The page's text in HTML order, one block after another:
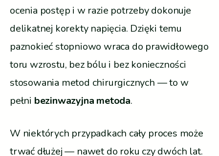
ocenia postęp i w razie potrzeby dokonuje
delikatnej korekty napięcia. Dzięki temu
paznokieć stopniowo wraca do prawidłowego
toru wzrostu, bez bólu i bez konieczności
stosowania metod chirurgicznych — to w
pełni bezinwazyjna metoda.
W niektórych przypadkach cały proces może
trwać dłużej — nawet do roku czy dwóch lat.